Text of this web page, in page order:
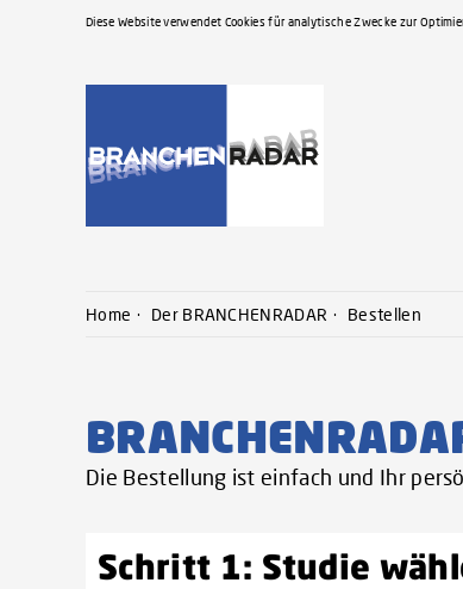
Diese Website verwendet Cookies für analytische Zwecke zur
Home Der BRANCHENRADAR Bestellen
Die Bestellung ist einfach und Ihr
Schritt 1: Studie